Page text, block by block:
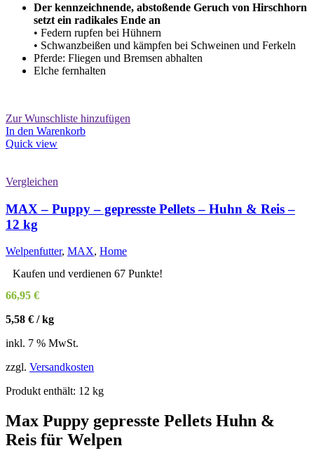
Der kennzeichnende, abstoßende Geruch von Hirschhorn
setzt ein radikales Ende an
• Federn rupfen bei Hühnern
• Schwanzbeißen und kämpfen bei Schweinen und Ferkeln
Pferde: Fliegen und Bremsen abhalten
Elche fernhalten
Zur Wunschliste hinzufügen
In den Warenkorb
Quick view
Vergleichen
MAX – Puppy – gepresste Pellets – Huhn & Reis –
12 kg
Welpenfutter, MAX, Home
Kaufen und verdienen 67 Punkte!
66,95 €
5,58 € /kg
inkl. 7 % MwSt.
zzgl. Versandkosten
Produkt enthält: 12 kg
Max Puppy gepresste Pellets Huhn &
Reis für Welpen